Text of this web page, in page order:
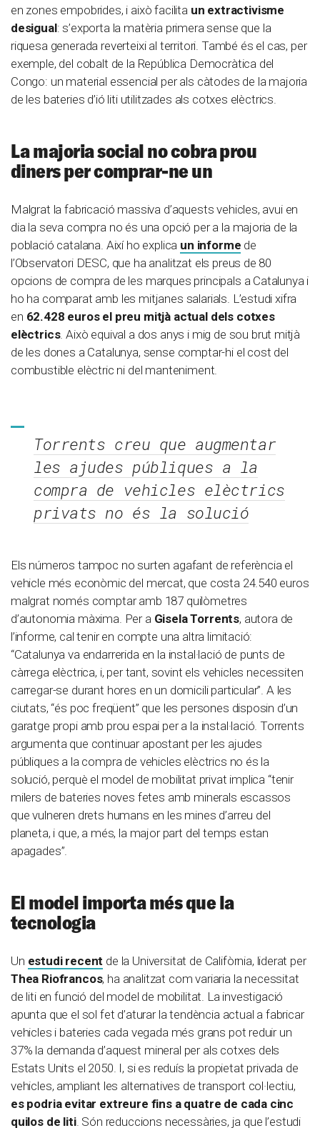
en zones empobrides, i això facilita un extractivisme
desigual: s’exporta la matèria primera sense que la
riquesa generada reverteixi al territori. També és el cas, per
exemple, del cobalt de la República Democràtica del
Congo: un material essencial per als càtodes de la majoria
de les bateries d’ió liti utilitzades als cotxes elèctrics.
La majoria social no cobra prou
diners per comprar-ne un
Malgrat la fabricació massiva d’aquests vehicles, avui en
dia la seva compra no és una opció per a la majoria de la
població catalana. Així ho explica un informe de
l’Observatori DESC, que ha analitzat els preus de 80
opcions de compra de les marques principals a Catalunya i
ho ha comparat amb les mitjanes salarials. L’estudi xifra
en 62.428 euros el preu mitjà actual dels cotxes
elèctrics. Això equival a dos anys i mig de sou brut mitjà
de les dones a Catalunya, sense comptar-hi el cost del
combustible elèctric ni del manteniment.
Torrents creu que augmentar
les ajudes públiques a la
compra de vehicles elèctrics
privats no és la solució
Els números tampoc no surten agafant de referència el
vehicle més econòmic del mercat, que costa 24.540 euros
malgrat només comptar amb 187 quilòmetres
d’autonomia màxima. Per a Gisela Torrents, autora de
l’informe, cal tenir en compte una altra limitació:
“Catalunya va endarrerida en la instal·lació de punts de
càrrega elèctrica, i, per tant, sovint els vehicles necessiten
carregar-se durant hores en un domicili particular”. A les
ciutats, “és poc freqüent” que les persones disposin d’un
garatge propi amb prou espai per a la instal·lació. Torrents
argumenta que continuar apostant per les ajudes
públiques a la compra de vehicles elèctrics no és la
solució, perquè el model de mobilitat privat implica “tenir
milers de bateries noves fetes amb minerals escassos
que vulneren drets humans en les mines d’arreu del
planeta, i que, a més, la major part del temps estan
apagades”.
El model importa més que la
tecnologia
Un estudi recent de la Universitat de Califòrnia, liderat per
Thea Riofrancos, ha analitzat com variaria la necessitat
de liti en funció del model de mobilitat. La investigació
apunta que el sol fet d’aturar la tendència actual a fabricar
vehicles i bateries cada vegada més grans pot reduir un
37% la demanda d’aquest mineral per als cotxes dels
Estats Units el 2050. I, si es reduís la propietat privada de
vehicles, ampliant les alternatives de transport col·lectiu,
es podria evitar extreure fins a quatre de cada cinc
quilos de liti. Són reduccions necessàries, ja que l’estudi